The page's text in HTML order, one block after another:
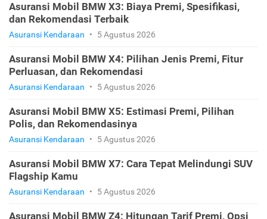
Asuransi Mobil BMW X3: Biaya Premi, Spesifikasi,
dan Rekomendasi Terbaik
Asuransi Kendaraan • 5 Agustus 2026
Asuransi Mobil BMW X4: Pilihan Jenis Premi, Fitur
Perluasan, dan Rekomendasi
Asuransi Kendaraan • 5 Agustus 2026
Asuransi Mobil BMW X5: Estimasi Premi, Pilihan
Polis, dan Rekomendasinya
Asuransi Kendaraan • 5 Agustus 2026
Asuransi Mobil BMW X7: Cara Tepat Melindungi SUV
Flagship Kamu
Asuransi Kendaraan • 5 Agustus 2026
Asuransi Mobil BMW Z4: Hitungan Tarif Premi, Opsi